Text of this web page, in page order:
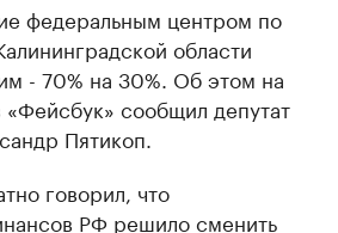
федеральным центром по
области
- 70% на 30%. Об этом на
сообщил депутат
Пятикоп.
говорил, что
РФ решило сменить